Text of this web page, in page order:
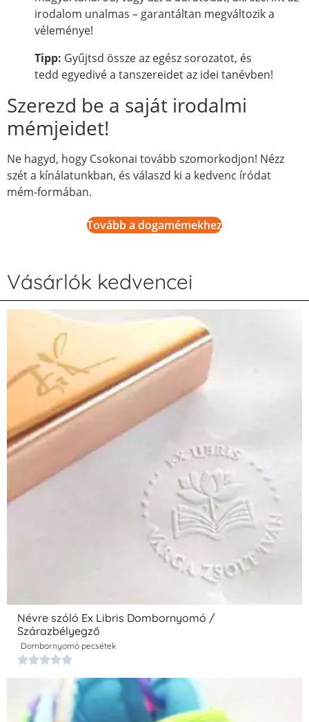
irodalom unalmas – garantáltan megváltozik a
véleménye!
Tipp: Gyűjtsd össze az egész sorozatot, és
tedd egyedivé a tanszereidet az idei tanévben!
Szerezd be a saját irodalmi
mémjeidet!
Ne hagyd, hogy Csokonai tovább szomorkodjon! Nézz
szét a kínálatunkban, és válaszd ki a kedvenc íródat
mém-formában.
Tovább a dogamémekhez
Vásárlók kedvencei
Névre szóló Ex Libris Dombornyomó /
Szárazbélyegző
Dombornyomó pecsétek
